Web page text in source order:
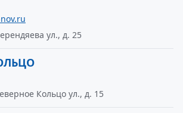
ул., д. 25
Кольцо ул., д. 15